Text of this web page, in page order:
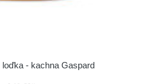
loďka - kachna Gaspard